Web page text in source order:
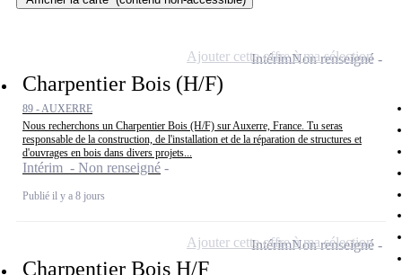
Charpentier Bois (H/F)
89 - AUXERRE
Nous recherchons un Charpentier Bois (H/F) sur Auxerre, France. Tu seras
responsable de la construction, de l'installation et de la réparation de structures et
d'ouvrages en bois dans divers projets...
Intérim - Non renseigné
Publié il y a 8 jours
IntérimNon renseigné
Ajouter cette offre à ma sélection
Charpentier Bois H/F
IntérimNon renseigné
Ajouter cette offre à ma sélection